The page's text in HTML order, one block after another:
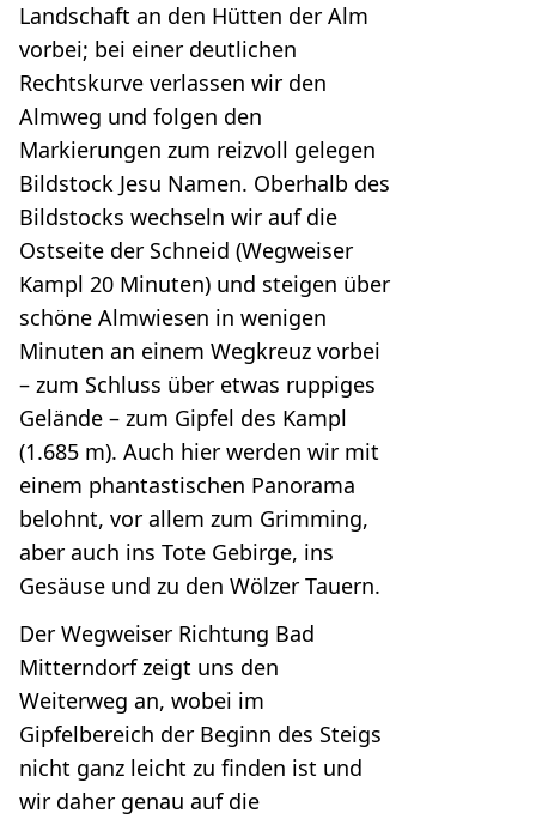
Landschaft an den Hütten der Alm
vorbei; bei einer deutlichen
Rechtskurve verlassen wir den
Almweg und folgen den
Markierungen zum reizvoll gelegen
Bildstock Jesu Namen. Oberhalb des
Bildstocks wechseln wir auf die
Ostseite der Schneid (Wegweiser
Kampl 20 Minuten) und steigen über
schöne Almwiesen in wenigen
Minuten an einem Wegkreuz vorbei
– zum Schluss über etwas ruppiges
Gelände – zum Gipfel des Kampl
(1.685 m). Auch hier werden wir mit
einem phantastischen Panorama
belohnt, vor allem zum Grimming,
aber auch ins Tote Gebirge, ins
Gesäuse und zu den Wölzer Tauern.
Der Wegweiser Richtung Bad
Mitterndorf zeigt uns den
Weiterweg an, wobei im
Gipfelbereich der Beginn des Steigs
nicht ganz leicht zu finden ist und
wir daher genau auf die